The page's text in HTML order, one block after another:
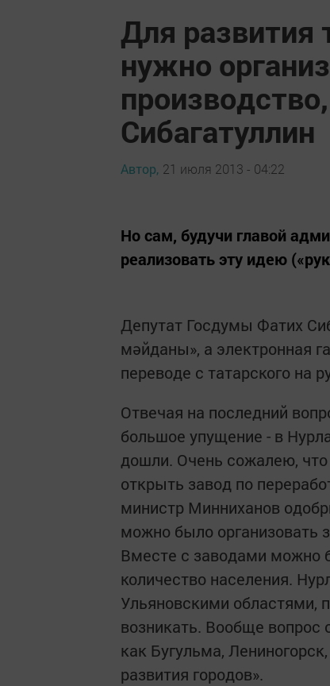
Для развития
нужно
Сибагатуллин
Автор, 21 июля 2013 - 04:22
Но сам, будучи главой
реализовать эту идею
Депутат Госдумы Фатих
мәйданы», а электронная
переводе с татарского на
Отвечая на последний
большое упущение - в
дошли. Очень сожалею,
открыть завод по
министр Минниханов
можно было организовать
Вместе с заводами можно
количество населения.
Ульяновскими областями,
возникать. Вообще вопрос
как Бугульма,
развития городов».